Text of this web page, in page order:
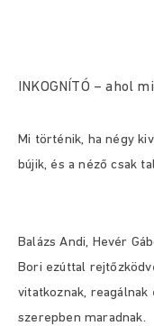
INKOGNÍTÓ – ahol
Mi történik, ha négy
bújik, és a néző csak
Balázs Andi, Hevér
Bori ezúttal
vitatkoznak, reagálnak
szerepben maradnak.